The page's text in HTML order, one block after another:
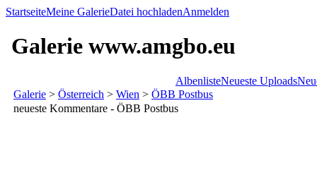
StartseiteMeine GalerieDatei hochladenAnmelden
Galerie www.amgbo.eu
AlbenlisteNeueste Uploads
Galerie > Österreich > Wien > ÖBB Postbus
neueste Kommentare - ÖBB Postbus